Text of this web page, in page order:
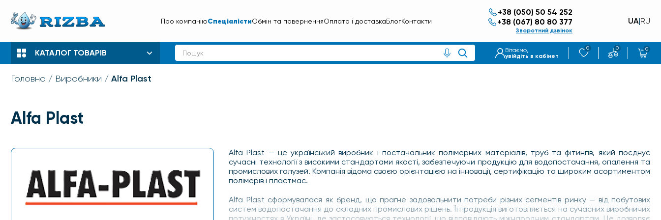
Про компаніюСпеціалістиОбмін та поверненняОплата і доставкаБлогКонтакти
+38 (050) 50 54 252
+38 (067) 80 80 377
Зворотний дзвінок
UA|RU
КАТАЛОГ ТОВАРІВ
Вітаємо,
увійдіть в кабінет
0 0 0
Головна Виробники Alfa Plast
Alfa Plast
Alfa Plast — це український виробник і постачальник полімерних матеріалів, труб та фітингів, який поєднує
сучасні технології з високими стандартами якості, забезпечуючи продукцію для водопостачання, опалення та
промислових галузей. Компанія відома своєю орієнтацією на інновації, сертифікацію та широким асортиментом
полімерів і пластмас.
Alfa Plast сформувалася як бренд, що прагне задовольнити потреби різних сегментів ринку — від побутових
систем водопостачання до складних промислових рішень. Її продукція виготовляється на сучасних виробничих